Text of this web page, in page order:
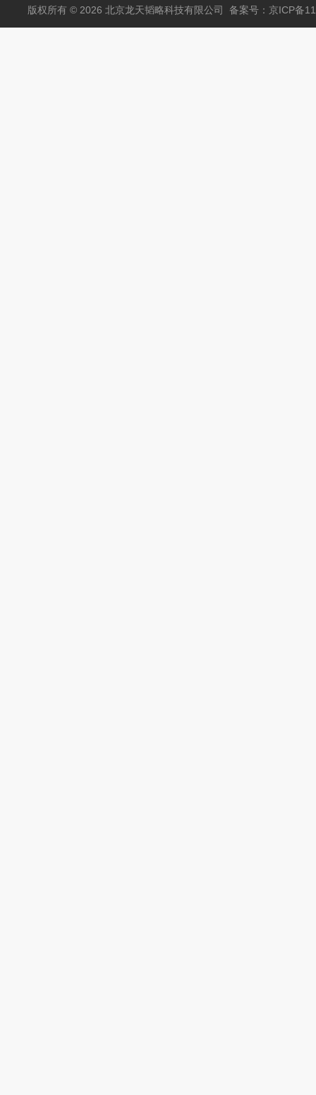
包邮
版权所有 © 2026 北京龙天韬略科技有限公司 备案号：京ICP备